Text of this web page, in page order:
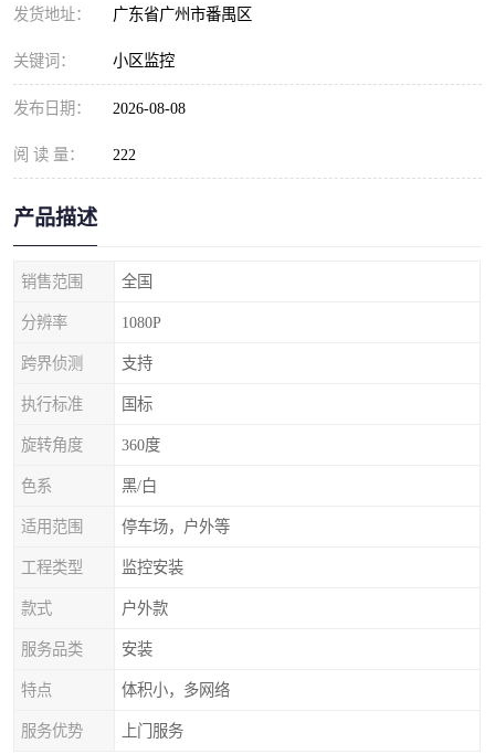
发货地址： 广东省广州市番禺区
关键词： 小区监控
发布日期： 2026-08-08
阅 读 量： 222
产品描述
销售范围 全国
分辨率 1080P
跨界侦测 支持
执行标准 国标
旋转角度 360度
色系 黑/白
适用范围 停车场，户外等
工程类型 监控安装
款式 户外款
服务品类 安装
特点 体积小，多网络
服务优势 上门服务